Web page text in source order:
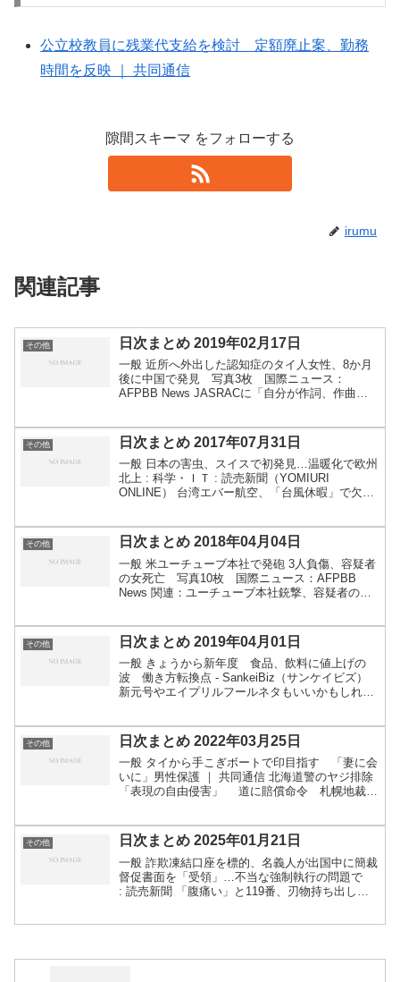
公立校教員に残業代支給を検討 定額廃止案、勤務
時間を反映 ｜ 共同通信
隙間スキーマ をフォローする
irumu
関連記事
その他 日次まとめ 2019年02月17日
一般 近所へ外出した認知症のタイ人女性、8か月
後に中国で発見 写真3枚 国際ニュース：
AFPBB News JASRACに「自分が作詞、作曲し
のバ...
その他 日次まとめ 2017年07月31日
一般 日本の害虫、スイスで初発見…温暖化で欧州
北上 : 科学・ＩＴ : 読売新聞（YOMIURI
ONLINE） 台湾エバー航空、「台風休暇」で欠航
その他 日次まとめ 2018年04月04日
一般 米ユーチューブ本社で発砲 3人負傷、容疑者
の女死亡 写真10枚 国際ニュース：AFPBB
News 関連：ユーチューブ本社銃撃、容疑者の女
その他 日次まとめ 2019年04月01日
一般 きょうから新年度 食品、飲料に値上げの
波 働き方転換点 - SankeiBiz（サンケイビズ）
新元号やエイプリルフールネタもいいかもしれま
したも...
その他 日次まとめ 2022年03月25日
一般 タイから手こぎボートで印目指す 「妻に会
いに」男性保護 ｜ 共同通信 北海道警のヤジ排除
「表現の自由侵害」 道に賠償命令 札幌地裁：
通信 建...
その他 日次まとめ 2025年01月21日
一般 詐欺凍結口座を標的、名義人が出国中に簡裁
督促書面を「受領」…不当な強制執行の問題で
: 読売新聞 「腹痛い」と119番、刃物持ち出し救